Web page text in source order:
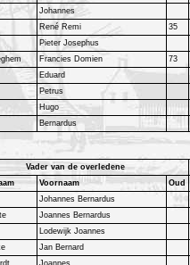
Johannes
René Remi 35
Pieter Josephus
Francies Domien 73
Eduard
Petrus
Hugo
Bernardus
Vader van de overledene
Voornaam Oud
Johannes Bernardus
Joannes Bernardus
Lodewijk Joannes
Jan Bernard
Joannes